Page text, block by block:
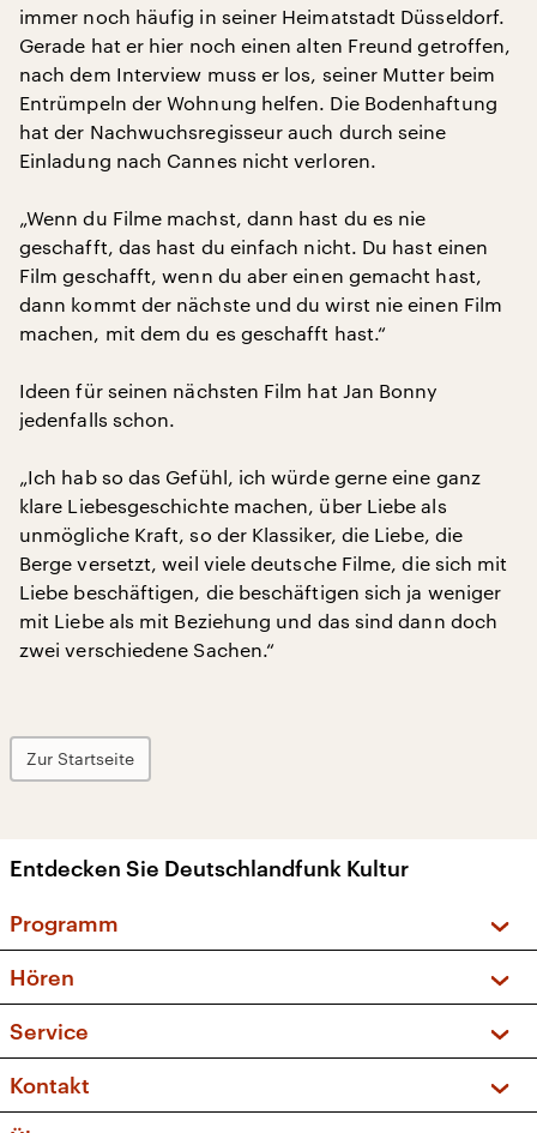
immer noch häufig in seiner Heimatstadt Düsseldorf.
Gerade hat er hier noch einen alten Freund getroffen,
nach dem Interview muss er los, seiner Mutter beim
Entrümpeln der Wohnung helfen. Die Bodenhaftung
hat der Nachwuchsregisseur auch durch seine
Einladung nach Cannes nicht verloren.
„Wenn du Filme machst, dann hast du es nie
geschafft, das hast du einfach nicht. Du hast einen
Film geschafft, wenn du aber einen gemacht hast,
dann kommt der nächste und du wirst nie einen Film
machen, mit dem du es geschafft hast.“
Ideen für seinen nächsten Film hat Jan Bonny
jedenfalls schon.
„Ich hab so das Gefühl, ich würde gerne eine ganz
klare Liebesgeschichte machen, über Liebe als
unmögliche Kraft, so der Klassiker, die Liebe, die
Berge versetzt, weil viele deutsche Filme, die sich mit
Liebe beschäftigen, die beschäftigen sich ja weniger
mit Liebe als mit Beziehung und das sind dann doch
zwei verschiedene Sachen.“
Zur Startseite
Entdecken Sie Deutschlandfunk Kultur
Programm
Sendungen und Podcasts
Musikliste
Kakadu – Das Kinderprogramm
Hören
Frequenzen (UKW + DAB+)
Service
FAQ
Apps
Kontakt